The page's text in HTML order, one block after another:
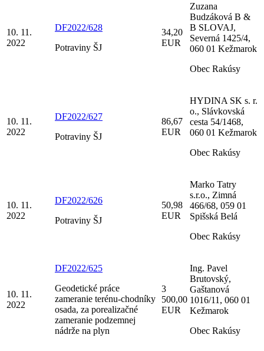
10. 11.
2022
DF2022/628
Potraviny ŠJ
34,20
EUR
Zuzana
Budzáková B &
B SLOVAJ,
Severná 1425/4,
060 01 Kežmarok
Obec Rakúsy
10. 11.
2022
DF2022/627
Potraviny ŠJ
86,67
EUR
HYDINA SK s. r.
o., Slávkovská
cesta 54/1468,
060 01 Kežmarok
Obec Rakúsy
10. 11.
2022
DF2022/626
Potraviny ŠJ
50,98
EUR
Marko Tatry
s.r.o., Zimná
466/68, 059 01
Spišská Belá
Obec Rakúsy
10. 11.
2022
DF2022/625
Geodetické práce
zameranie terénu-chodníky
osada, za porealizačné
zameranie podzemnej
nádrže na plyn
3
500,00
EUR
Ing. Pavel
Brutovský,
Gaštanová
1016/11, 060 01
Kežmarok
Obec Rakúsy